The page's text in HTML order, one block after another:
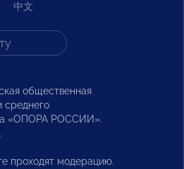
中文
общественная
среднего
«ОПОРА РОССИИ».
проходят модерацию.